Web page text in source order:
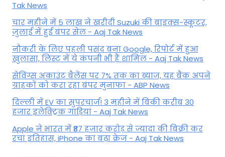
Tak News
चार महीने में 5 लाख ने खरीदी Suzuki की बाइक्स-स्कूटर,
जुलाई में हुई बंपर सेल - Aaj Tak News
नौकरी के लिए पहली पसंद बना Google, रिपोर्ट में हुआ
खुलासा, लिस्ट में ये कंपनी भी हैं शामिल - Aaj Tak News
सेविंग्स अकाउंट बैलेंस पर 7% तक का ब्याज, यह बैंक अपने
ग्राहकों काे करा रहा बंपर मुनाफा - ABP News
दिल्ली में EV का सुपरचार्ज! 3 महीने में बिकी करीब 30
हजार इलेक्ट्रिक गाड़ियां - Aaj Tak News
Apple ने भारत में ₹87 हजार करोड़ से ज्यादा की बिक्री कर
रचा इतिहास, iPhone का बढ़ा क्रेज - Aaj Tak News